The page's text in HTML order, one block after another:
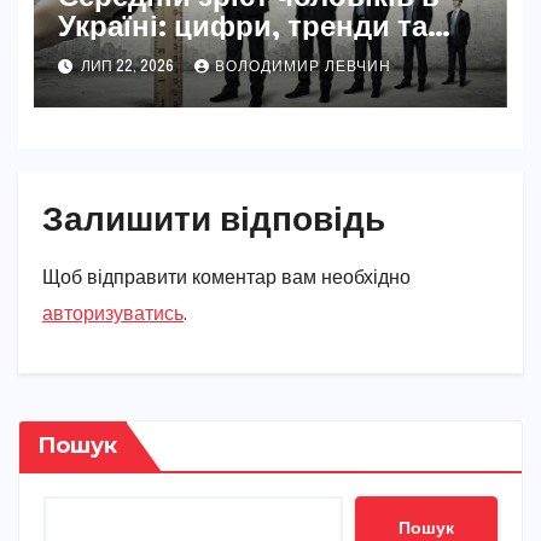
Україні: цифри, тренди та
реальність 2026
ЛИП 22, 2026 ВОЛОДИМИР ЛЕВЧИН
Залишити відповідь
Щоб відправити коментар вам необхідно
авторизуватись.
Пошук
Пошук